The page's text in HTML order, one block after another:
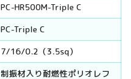
PC-HR500M-Triple C
PC-Triple C
7/16/0.2（3.5sq）
制振材入り耐燃性ポリオレフ